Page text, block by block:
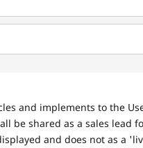
and implements to the
shared as a sales lead
and does not as a